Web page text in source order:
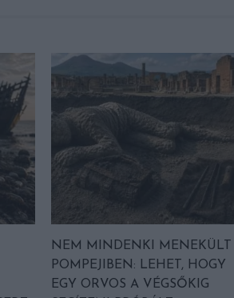
NEM MINDENKI MENEKÜLT
POMPEJIBEN: LEHET, HOGY
EGY ORVOS A VÉGSŐKIG